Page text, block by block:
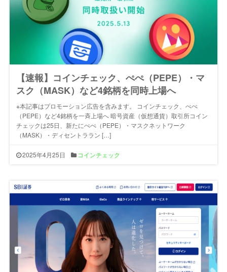
【速報】コインチェック、ぺぺ（PEPE）・マ
スク（MASK）など4銘柄を同時上場へ
※本記事はプロモーション広告を含みます。 コインチェック、ぺぺ
（PEPE）など4銘柄を一斉上場へ 暗号資産（仮想通貨）取引所コイン
チェックは25日、新たにぺぺ（PEPE）・マスクネットワーク
（MASK）・ディセントララン […]
2025年4月25日 コインチェック